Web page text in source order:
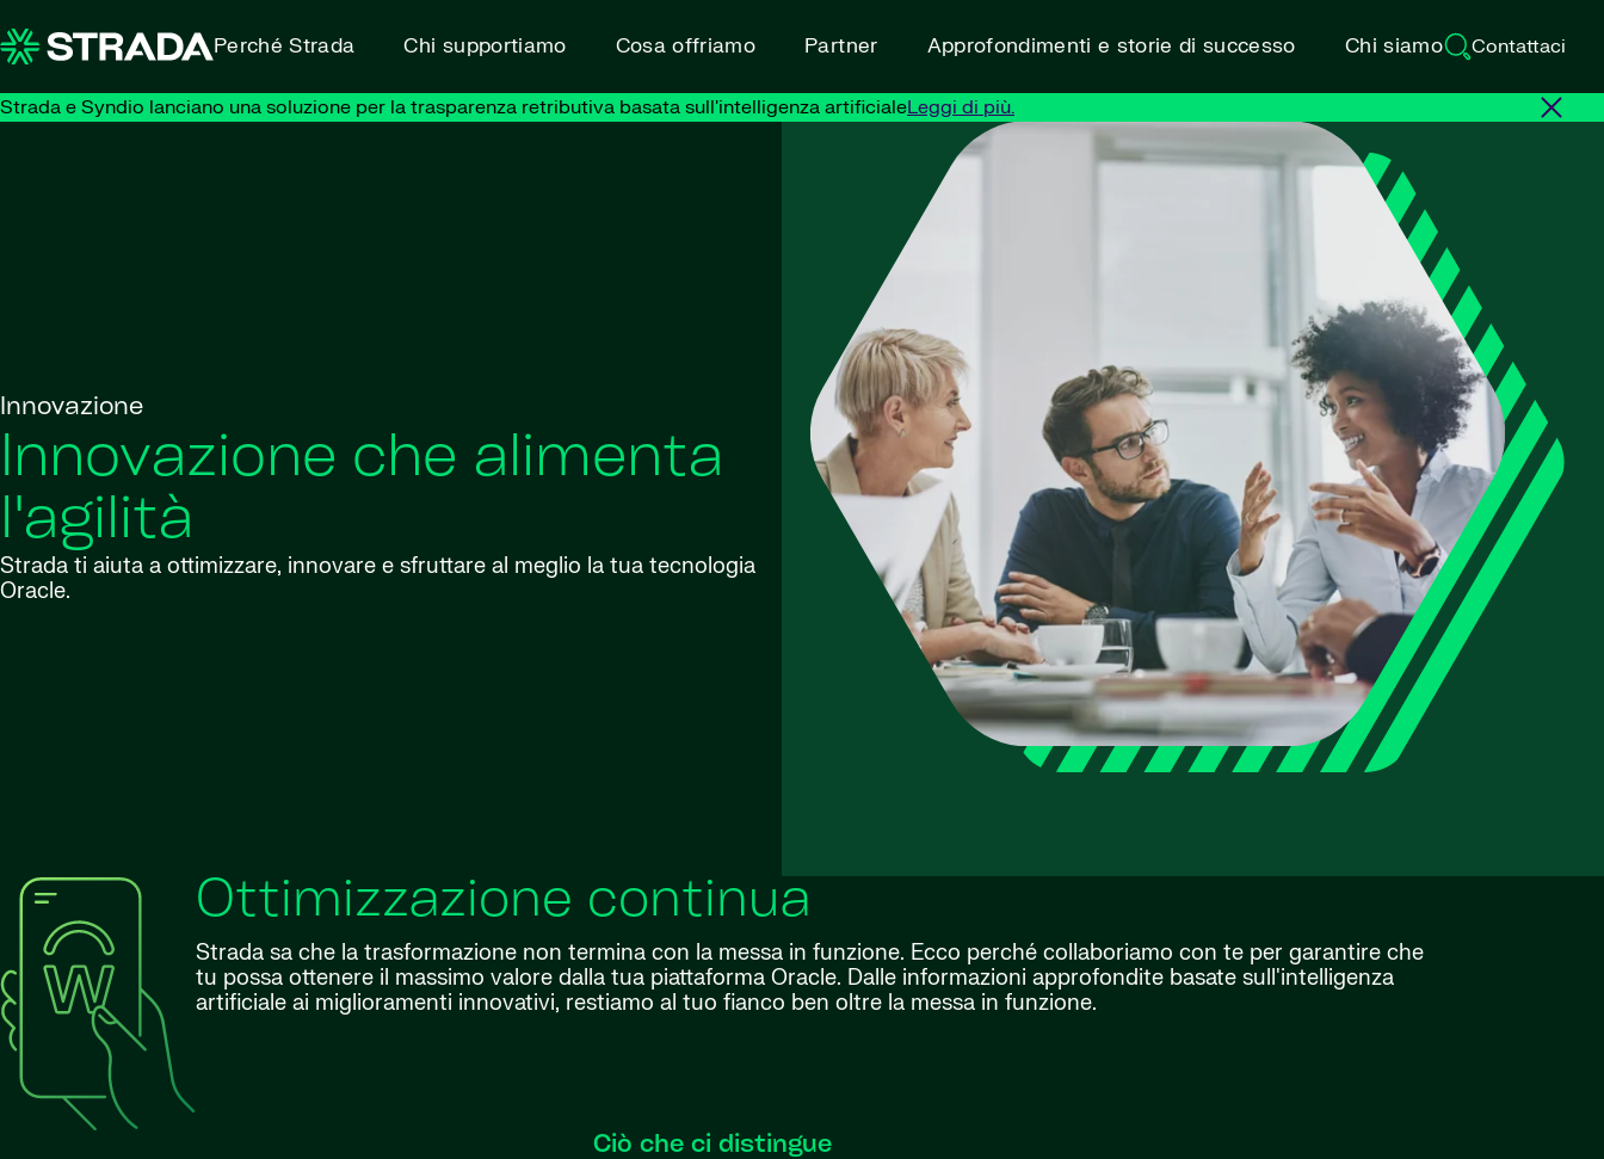
Perché Strada Chi supportiamo Cosa offriamo Partner Approfondimenti e storie di successo Chi siamo Contattaci
Strada e Syndio lanciano una soluzione per la trasparenza retributiva basata sull'intelligenza artificialeLeggi di più.
Innovazione
Innovazione che alimenta
l'agilità
Strada ti aiuta a ottimizzare, innovare e sfruttare al meglio la tua tecnologia
Oracle.
Ottimizzazione continua
Strada sa che la trasformazione non termina con la messa in funzione. Ecco perché collaboriamo con te per garantire che
tu possa ottenere il massimo valore dalla tua piattaforma Oracle. Dalle informazioni approfondite basate sull'intelligenza
artificiale ai miglioramenti innovativi, restiamo al tuo fianco ben oltre la messa in funzione.
Ciò che ci distingue